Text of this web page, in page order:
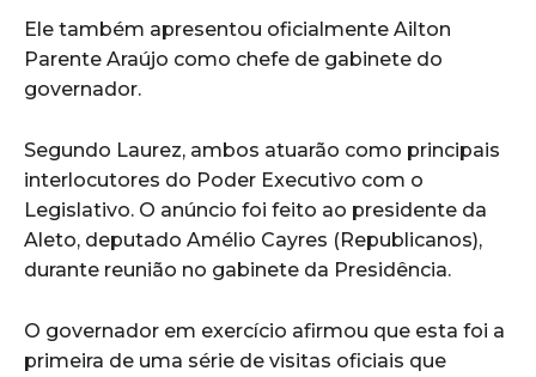
Ele também apresentou oficialmente Ailton
Parente Araújo como chefe de gabinete do
governador.
Segundo Laurez, ambos atuarão como principais
interlocutores do Poder Executivo com o
Legislativo. O anúncio foi feito ao presidente da
Aleto, deputado Amélio Cayres (Republicanos),
durante reunião no gabinete da Presidência.
O governador em exercício afirmou que esta foi a
primeira de uma série de visitas oficiais que